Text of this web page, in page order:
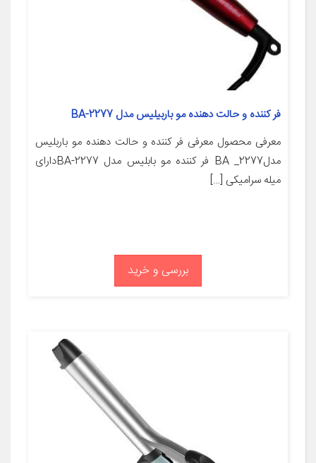
فر کننده و حالت دهنده مو باربیلیس مدل BA-2277
معرفی محصول معرفی فر کننده و حالت دهنده مو باربلیس
مدل2277_ BA فر کننده مو بابلیس مدل BA-2277دارای
میله سرامیکی […]
بررسی و خرید